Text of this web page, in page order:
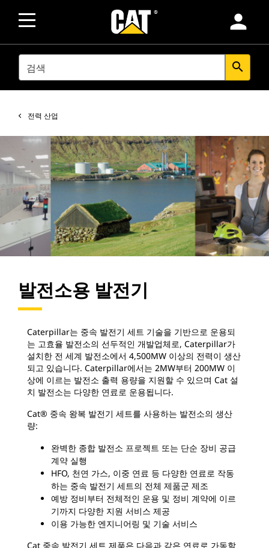
person
SEARCH search
전력 산업
발전소용 발전기
Caterpillar는 중속 발전기 세트 기술을 기반으로 운용되
는 고효율 발전소의 선두적인 개발업체로, Caterpillar가
설치한 전 세계 발전소에서 4,500MW 이상의 전력이 생산
되고 있습니다. Caterpillar에서는 2MW부터 200MW 이
상에 이르는 발전소 출력 용량을 지원할 수 있으며 Cat 설
치 발전소는 다양한 연료로 운용됩니다.
Cat® 중속 왕복 발전기 세트를 사용하는 발전소의 생산
량:
완벽한 종합 발전소 프로젝트 또는 단순 장비 공급
계약 실행
HFO, 천연 가스, 이중 연료 등 다양한 연료로 작동
하는 중속 발전기 세트의 전체 제품군 제조
예방 정비부터 전체적인 운용 및 정비 계약에 이르
기까지 다양한 지원 서비스 제공
이용 가능한 엔지니어링 및 기술 서비스
Cat 중속 발전기 세트 제품은 다음과 같은 연료로 가동할